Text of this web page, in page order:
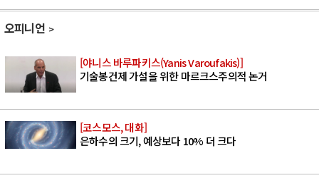
오피니언
[야니스 바루파키스(Yanis Varoufakis)]
기술봉건제 가설을 위한 마르크스주의적 논거
[코스모스, 대화]
은하수의 크기, 예상보다 10% 더 크다